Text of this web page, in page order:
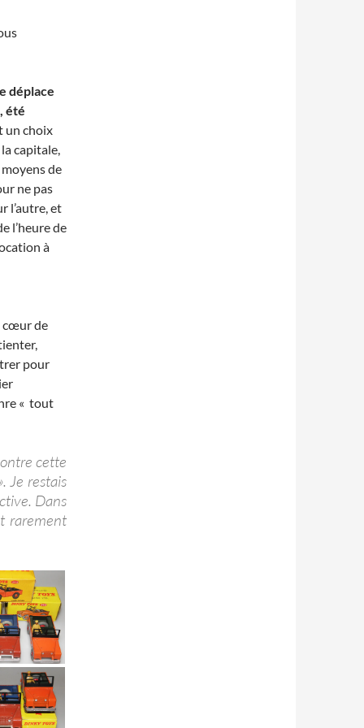
déplace
été
un choix
capitale,
de
ne pas
l’autre, et
l’heure de
à
cœur de
pour
« tout
cette
Je restais
Dans
rarement